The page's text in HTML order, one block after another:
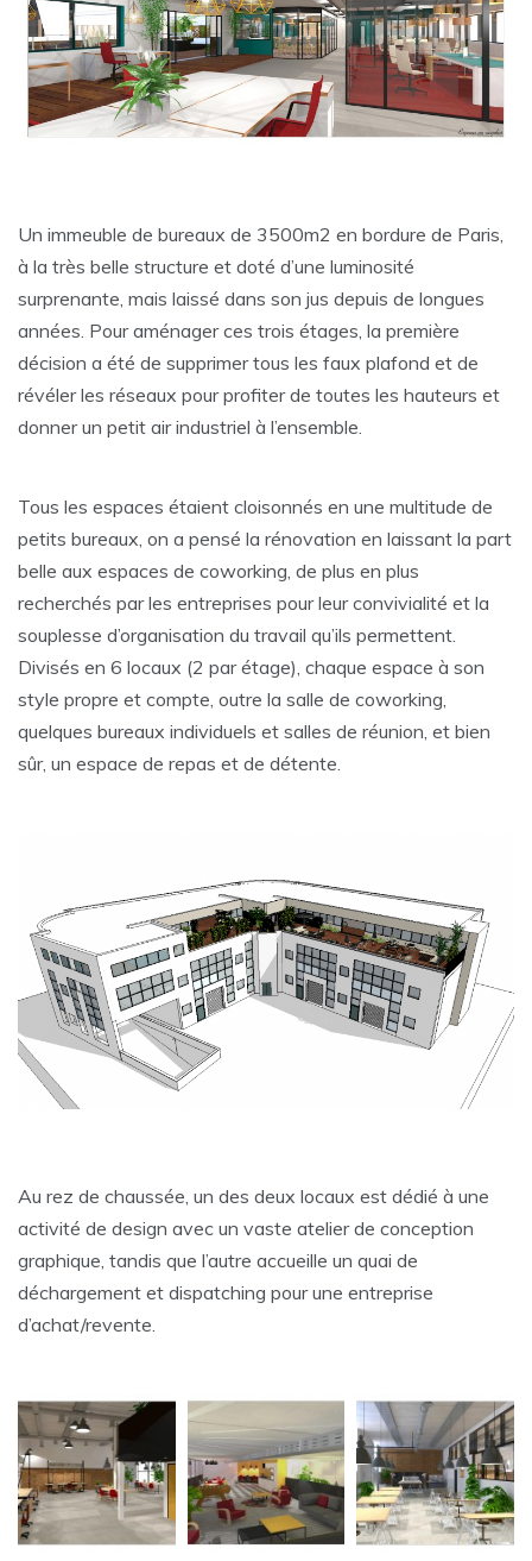
Un immeuble de bureaux de 3500m2 en bordure de Paris,
à la très belle structure et doté d’une luminosité
surprenante, mais laissé dans son jus depuis de longues
années. Pour aménager ces trois étages, la première
décision a été de supprimer tous les faux plafond et de
révéler les réseaux pour profiter de toutes les hauteurs et
donner un petit air industriel à l’ensemble.
Tous les espaces étaient cloisonnés en une multitude de
petits bureaux, on a pensé la rénovation en laissant la part
belle aux espaces de coworking, de plus en plus
recherchés par les entreprises pour leur convivialité et la
souplesse d’organisation du travail qu’ils permettent.
Divisés en 6 locaux (2 par étage), chaque espace à son
style propre et compte, outre la salle de coworking,
quelques bureaux individuels et salles de réunion, et bien
sûr, un espace de repas et de détente.
Au rez de chaussée, un des deux locaux est dédié à une
activité de design avec un vaste atelier de conception
graphique, tandis que l’autre accueille un quai de
déchargement et dispatching pour une entreprise
d’achat/revente.